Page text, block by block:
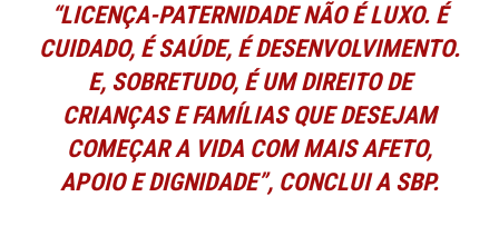
“LICENÇA-PATERNIDADE NÃO É LUXO. É
CUIDADO, É SAÚDE, É DESENVOLVIMENTO.
E, SOBRETUDO, É UM DIREITO DE
CRIANÇAS E FAMÍLIAS QUE DESEJAM
COMEÇAR A VIDA COM MAIS AFETO,
APOIO E DIGNIDADE”, CONCLUI A SBP.